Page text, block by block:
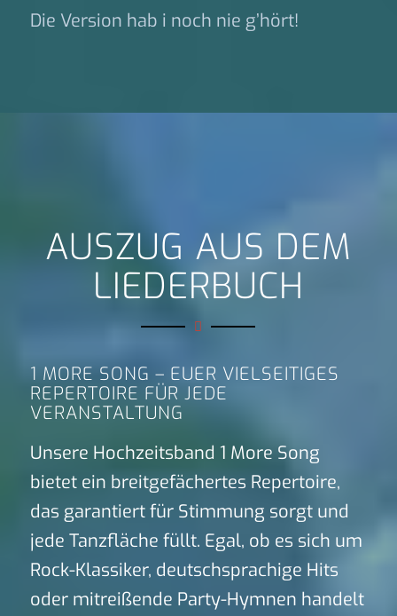
Die Version hab i noch nie g’hört!
AUSZUG AUS DEM
LIEDERBUCH
1 MORE SONG – EUER VIELSEITIGES
REPERTOIRE FÜR JEDE
VERANSTALTUNG
Unsere Hochzeitsband 1 More Song
bietet ein breitgefächertes Repertoire,
das garantiert für Stimmung sorgt und
jede Tanzfläche füllt. Egal, ob es sich um
Rock-Klassiker, deutschsprachige Hits
oder mitreißende Party-Hymnen handelt